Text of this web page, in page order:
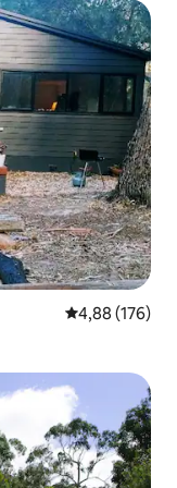
Gemiddelde
4,88 (176)